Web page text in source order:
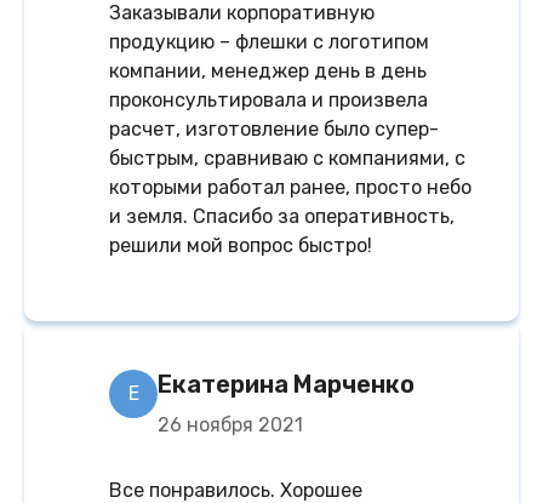
Заказывали корпоративную
продукцию – флешки с логотипом
компании, менеджер день в день
проконсультировала и произвела
расчет, изготовление было супер-
быстрым, сравниваю с компаниями, с
которыми работал ранее, просто небо
и земля. Спасибо за оперативность,
решили мой вопрос быстро!
Е Екатерина Марченко
26 ноября 2021
Все понравилось. Хорошее